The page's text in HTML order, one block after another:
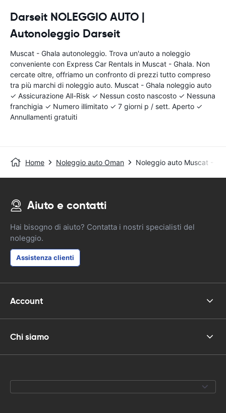
Darseit NOLEGGIO AUTO |
Autonoleggio Darseit
Muscat - Ghala autonoleggio. Trova un'auto a noleggio
conveniente con Express Car Rentals in Muscat - Ghala. Non
cercate oltre, offriamo un confronto di prezzi tutto compreso
tra più marchi di noleggio auto. Muscat - Ghala noleggio auto
✓ Assicurazione All-Risk ✓ Nessun costo nascosto ✓ Nessuna
franchigia ✓ Numero illimitato ✓ 7 giorni p / sett. Aperto ✓
Annullamenti gratuiti
Home Noleggio auto Oman Noleggio auto Muscat -
Aiuto e contatti
Hai bisogno di aiuto? Contatta i nostri specialisti del
noleggio.
Assistenza clienti
Account
Chi siamo